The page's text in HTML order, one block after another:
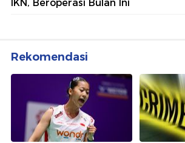
IKN, Beroperasi Bulan Ini
Rekomendasi